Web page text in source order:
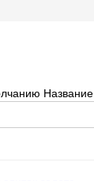
Название